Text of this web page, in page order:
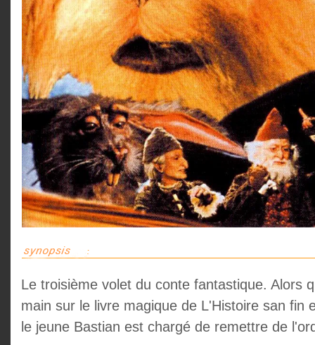
Le troisième volet du conte fantastique. Alors
main sur le livre magique de L'Histoire san fin
le jeune Bastian est chargé de remettre de